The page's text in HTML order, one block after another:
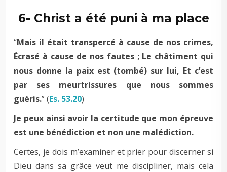
6- Christ a été puni à ma place
“Mais il était transpercé à cause de nos crimes,
Écrasé à cause de nos fautes ; Le châtiment qui
nous donne la paix est (tombé) sur lui, Et c’est
par ses meurtrissures que nous sommes
guéris.” (Es. 53.20)
Je peux ainsi avoir la certitude que mon épreuve
est une bénédiction et non une malédiction.
Certes, je dois m’examiner et prier pour discerner si
Dieu dans sa grâce veut me discipliner, mais cela